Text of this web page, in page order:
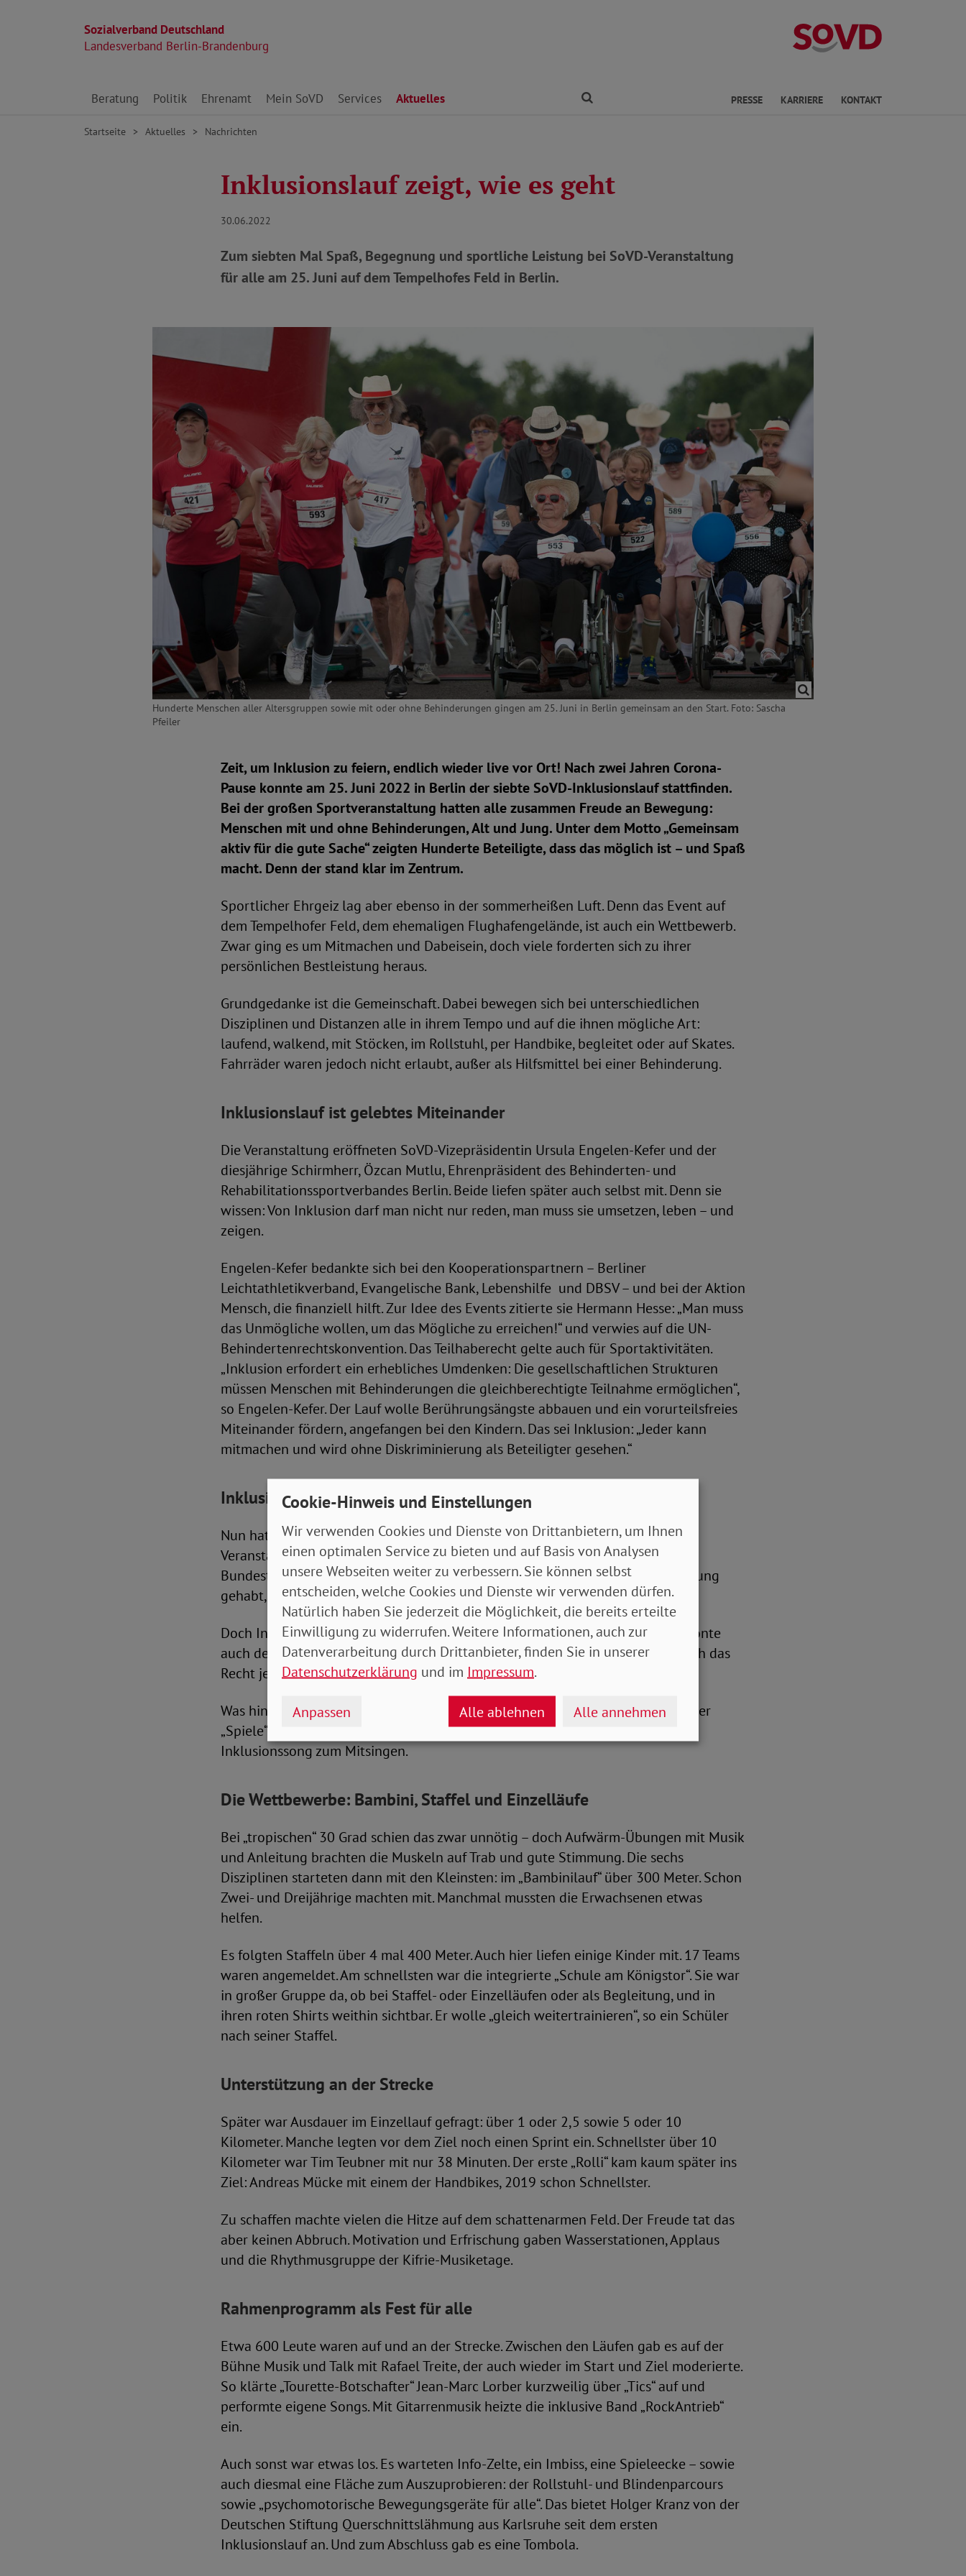
Sozialverband Deutschland
Landesverband Berlin-Brandenburg
Direkt zu den Inhalten springen
Beratung Politik Ehrenamt Mein SoVD Services Aktuelles PRESSE KARRIERE KONTAKT
Startseite Aktuelles Nachrichten
Inklusionslauf zeigt, wie es geht
30.06.2022
Zum siebten Mal Spaß, Begegnung und sportliche Leistung bei SoVD-Veranstaltung
für alle am 25. Juni auf dem Tempelhofes Feld in Berlin.
Hunderte Menschen aller Altersgruppen sowie mit oder ohne Behinderungen gingen am 25. Juni in Berlin gemeinsam an den Start. Foto: Sascha
Pfeiler
Zeit, um Inklusion zu feiern, endlich wieder live vor Ort! Nach zwei Jahren Corona-
Pause konnte am 25. Juni 2022 in Berlin der siebte SoVD-Inklusionslauf stattfinden.
Bei der großen Sportveranstaltung hatten alle zusammen Freude an Bewegung:
Menschen mit und ohne Behinderungen, Alt und Jung. Unter dem Motto „Gemeinsam
aktiv für die gute Sache“ zeigten Hunderte Beteiligte, dass das möglich ist – und Spaß
macht. Denn der stand klar im Zentrum.
Sportlicher Ehrgeiz lag aber ebenso in der sommerheißen Luft. Denn das Event auf
dem Tempelhofer Feld, dem ehemaligen Flughafengelände, ist auch ein Wettbewerb.
Zwar ging es um Mitmachen und Dabeisein, doch viele forderten sich zu ihrer
persönlichen Bestleistung heraus.
Grundgedanke ist die Gemeinschaft. Dabei bewegen sich bei unterschiedlichen
Disziplinen und Distanzen alle in ihrem Tempo und auf die ihnen mögliche Art:
laufend, walkend, mit Stöcken, im Rollstuhl, per Handbike, begleitet oder auf Skates.
Fahrräder waren jedoch nicht erlaubt, außer als Hilfsmittel bei einer Behinderung.
Inklusionslauf ist gelebtes Miteinander
Die Veranstaltung eröffneten SoVD-Vizepräsidentin Ursula Engelen-Kefer und der
diesjährige Schirmherr, Özcan Mutlu, Ehrenpräsident des Behinderten- und
Rehabilitationssportverbandes Berlin. Beide liefen später auch selbst mit. Denn sie
wissen: Von Inklusion darf man nicht nur reden, man muss sie umsetzen, leben – und
zeigen.
Engelen-Kefer bedankte sich bei den Kooperationspartnern – Berliner
Leichtathletikverband, Evangelische Bank, Lebenshilfe und DBSV – und bei der Aktion
Mensch, die finanziell hilft. Zur Idee des Events zitierte sie Hermann Hesse: „Man muss
das Unmögliche wollen, um das Mögliche zu erreichen!“ und verwies auf die UN-
Behindertenrechtskonvention. Das Teilhaberecht gelte auch für Sportaktivitäten.
„Inklusion erfordert ein erhebliches Umdenken: Die gesellschaftlichen Strukturen
müssen Menschen mit Behinderungen die gleichberechtigte Teilnahme ermöglichen“,
so Engelen-Kefer. Der Lauf wolle Berührungsängste abbauen und ein vorurteilsfreies
Miteinander fördern, angefangen bei den Kindern. Das sei Inklusion: „Jeder kann
mitmachen und wird ohne Diskriminierung als Beteiligter gesehen.“
Inklusion ist keine Kür, sondern ein Menschenrecht
Nun hat diese Idee auch die Pandemie-Lücke überdauert. Mutlu lobte die
Veranstaltung: „Ich war vor sieben Jahren beim Startschuss dabei, als ich noch
Bundestagsabgeordneter war, und da hab‘ ich mich sehr gefreut und die Hoffnung
gehabt, dass das eine Tradition wird.“
Doch Inklusion ist längst nicht überall so selbstverständlich. Dabei sei sie, betonte
auch der Schirmherr, „kein Nice-to-have oder eine Kür, sondern grundgesetzlich das
Recht jedes Menschen.“ Es müsse aber täglich erkämpft werden.
Was hingegen der Inklusionslauf beispielhaft verkörpert, brachte vor Beginn der
„Spiele“ die Kifrie-Musiketage herüber: mit einem eigens komponierten
Inklusionssong zum Mitsingen.
Die Wettbewerbe: Bambini, Staffel und Einzelläufe
Bei „tropischen“ 30 Grad schien das zwar unnötig – doch Aufwärm-Übungen mit Musik
und Anleitung brachten die Muskeln auf Trab und gute Stimmung. Die sechs
Disziplinen starteten dann mit den Kleinsten: im „Bambinilauf“ über 300 Meter. Schon
Zwei- und Dreijährige machten mit. Manchmal mussten die Erwachsenen etwas
helfen.
Es folgten Staffeln über 4 mal 400 Meter. Auch hier liefen einige Kinder mit. 17 Teams
waren angemeldet. Am schnellsten war die integrierte „Schule am Königstor“. Sie war
in großer Gruppe da, ob bei Staffel- oder Einzelläufen oder als Begleitung, und in
ihren roten Shirts weithin sichtbar. Er wolle „gleich weitertrainieren“, so ein Schüler
nach seiner Staffel.
Unterstützung an der Strecke
Später war Ausdauer im Einzellauf gefragt: über 1 oder 2,5 sowie 5 oder 10
Kilometer. Manche legten vor dem Ziel noch einen Sprint ein. Schnellster über 10
Kilometer war Tim Teubner mit nur 38 Minuten. Der erste „Rolli“ kam kaum später ins
Ziel: Andreas Mücke mit einem der Handbikes, 2019 schon Schnellster.
Zu schaffen machte vielen die Hitze auf dem schattenarmen Feld. Der Freude tat das
aber keinen Abbruch. Motivation und Erfrischung gaben Wasserstationen, Applaus
und die Rhythmusgruppe der Kifrie-Musiketage.
Rahmenprogramm als Fest für alle
Etwa 600 Leute waren auf und an der Strecke. Zwischen den Läufen gab es auf der
Bühne Musik und Talk mit Rafael Treite, der auch wieder im Start und Ziel moderierte.
So klärte „Tourette-Botschafter“ Jean-Marc Lorber kurzweilig über „Tics“ auf und
performte eigene Songs. Mit Gitarrenmusik heizte die inklusive Band „RockAntrieb“
ein.
Auch sonst war etwas los. Es warteten Info-Zelte, ein Imbiss, eine Spieleecke – sowie
auch diesmal eine Fläche zum Auszuprobieren: der Rollstuhl- und Blindenparcours
sowie „psychomotorische Bewegungsgeräte für alle“. Das bietet Holger Kranz von der
Deutschen Stiftung Querschnittslähmung aus Karlsruhe seit dem ersten
Inklusionslauf an. Und zum Abschluss gab es eine Tombola.
Cookie-Hinweis und Einstellungen
Wir verwenden Cookies und Dienste von Drittanbietern, um Ihnen
einen optimalen Service zu bieten und auf Basis von Analysen
unsere Webseiten weiter zu verbessern. Sie können selbst
entscheiden, welche Cookies und Dienste wir verwenden dürfen.
Natürlich haben Sie jederzeit die Möglichkeit, die bereits erteilte
Einwilligung zu widerrufen. Weitere Informationen, auch zur
Datenverarbeitung durch Drittanbieter, finden Sie in unserer
Datenschutzerklärung und im Impressum.
Anpassen Alle ablehnen Alle annehmen